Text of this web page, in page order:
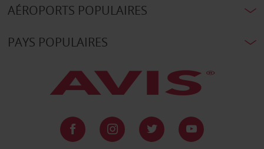
AÉROPORTS POPULAIRES
PAYS POPULAIRES